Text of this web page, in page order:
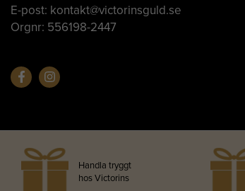
E-post: kontakt@victorinsguld.se
Orgnr: 556198-2447
Handla tryggt
hos Victorins